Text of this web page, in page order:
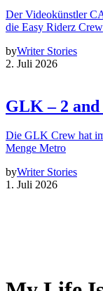
Der Videokünstler
die Easy Riderz Crew
byWriter Stories
2. Juli 2026
GLK – 2
Die GLK Crew hat
Menge Metro
byWriter Stories
1. Juli 2026